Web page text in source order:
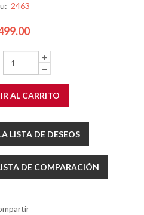
2463
AL CARRITO
LISTA DE DESEOS
DE COMPARACIÓN